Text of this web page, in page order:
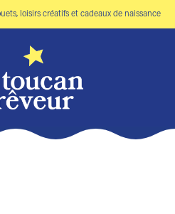
loisirs créatifs et cadeaux de naissance